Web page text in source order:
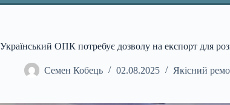
Український ОПК потребує дозволу на експорт для
Семен Кобець 02.08.2025 Якісний